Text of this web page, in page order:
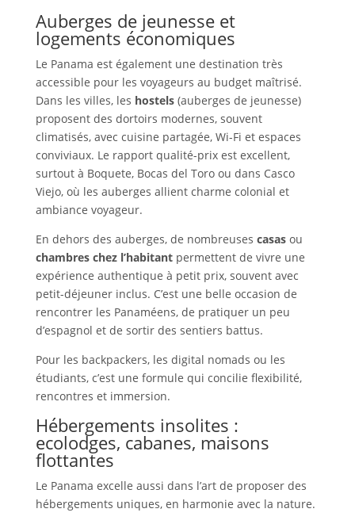
Auberges de jeunesse et
logements économiques
Le Panama est également une destination très
accessible pour les voyageurs au budget maîtrisé.
Dans les villes, les hostels(auberges de jeunesse)
proposent des dortoirs modernes, souvent
climatisés, avec cuisine partagée, Wi-Fi et espaces
conviviaux. Le rapport qualité-prix est excellent,
surtout à Boquete, Bocas del Toro ou dans Casco
Viejo, où les auberges allient charme colonial et
ambiance voyageur.
En dehors des auberges, de nombreuses casasou
chambres chez l’habitantpermettent de vivre une
expérience authentique à petit prix, souvent avec
petit-déjeuner inclus. C’est une belle occasion de
rencontrer les Panaméens, de pratiquer un peu
d’espagnol et de sortir des sentiers battus.
Pour les backpackers, les digital nomads ou les
étudiants, c’est une formule qui concilie flexibilité,
rencontres et immersion.
Hébergements insolites :
ecolodges, cabanes, maisons
flottantes
Le Panama excelle aussi dans l’art de proposer des
hébergements uniques, en harmonie avec la nature.